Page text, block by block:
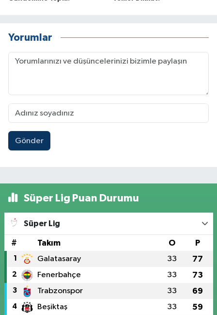
Yorumlar
Gönder
Süper Lig Puan Durumu
Süper Lig
# Takım O P
1 Galatasaray 33 77
2 Fenerbahçe 33 73
3 Trabzonspor 33 69
4 Beşiktaş 33 59